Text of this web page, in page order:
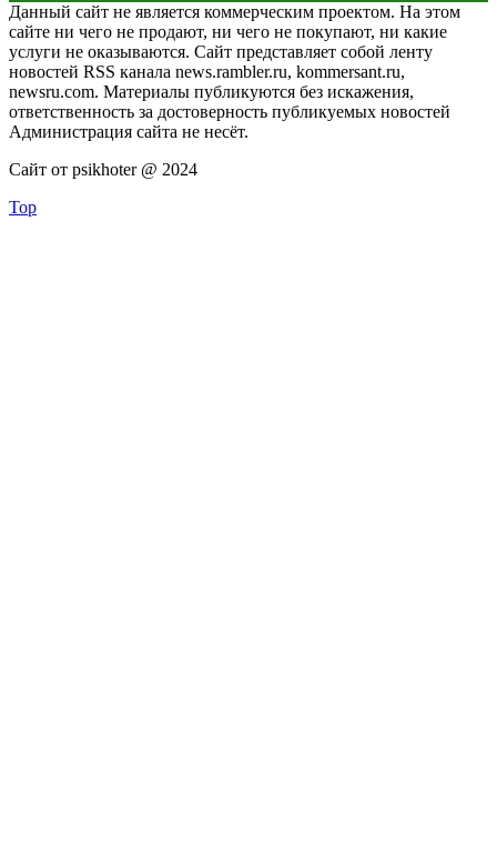
Данный сайт не является коммерческим проектом. На этом
сайте ни чего не продают, ни чего не покупают, ни какие
услуги не оказываются. Сайт представляет собой ленту
новостей RSS канала news.rambler.ru, kommersant.ru,
newsru.com. Материалы публикуются без искажения,
ответственность за достоверность публикуемых новостей
Администрация сайта не несёт.
Сайт от psikhoter @ 2024
Top